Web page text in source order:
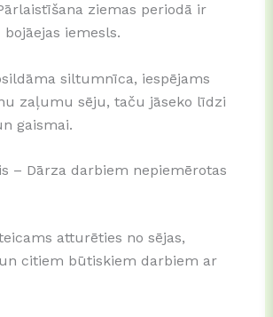
ziemas periodā ir
iemesls.
siltumnīca, iespējams
zaļumu sēju, taču jāseko līdzi
gaismai.
– Dārza darbiem nepiemērotas
atturēties no sējas,
citiem būtiskiem darbiem ar